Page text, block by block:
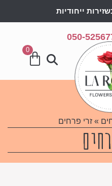
ייחודיות
0
» זרי פרחים